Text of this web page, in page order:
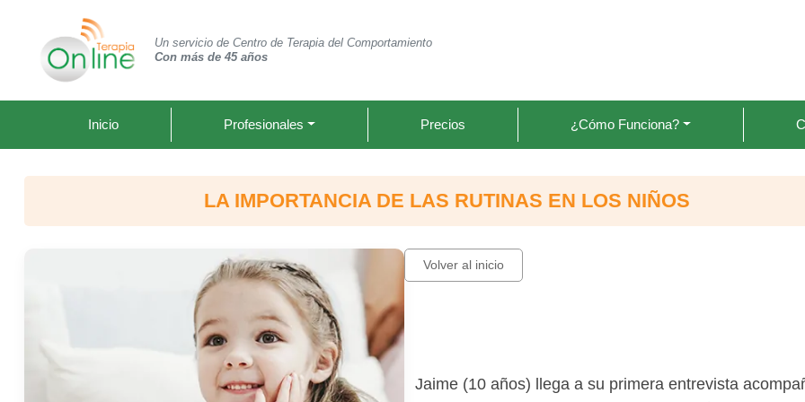
Un servicio de Centro de Terapia del Comportamiento
Con más de 45 años
Inicio Profesionales Precios ¿Cómo Funciona?
LA IMPORTANCIA DE LAS RUTINAS EN LOS NIÑOS
Volver al inicio
Jaime (10 años) llega a su primera entrevista